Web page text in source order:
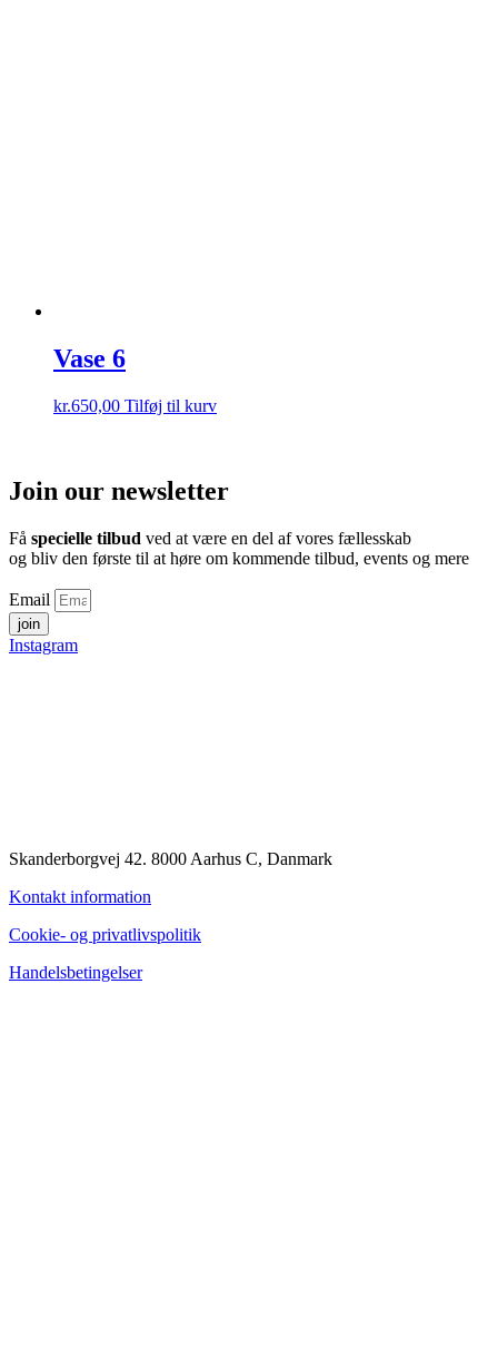
Vase 6
kr.650,00 Tilføj til kurv
Join our newsletter
Få specielle tilbud ved at være en del af vores fællesskab
og bliv den første til at høre om kommende tilbud, events og mere
Email
join
Instagram
Skanderborgvej 42. 8000 Aarhus C, Danmark
Kontakt information
Cookie- og privatlivspolitik
Handelsbetingelser